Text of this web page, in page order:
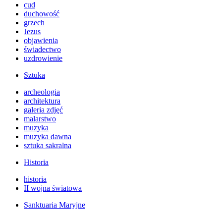
cud
duchowość
grzech
Jezus
objawienia
świadectwo
uzdrowienie
Sztuka
archeologia
architektura
galeria zdjęć
malarstwo
muzyka
muzyka dawna
sztuka sakralna
Historia
historia
II wojna światowa
Sanktuaria Maryjne